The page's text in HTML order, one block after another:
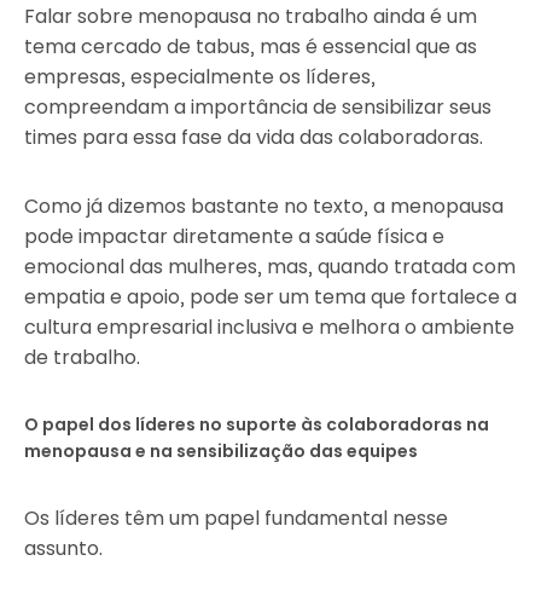
Falar sobre menopausa no trabalho ainda é um
tema cercado de tabus, mas é essencial que as
empresas, especialmente os líderes,
compreendam a importância de sensibilizar seus
times para essa fase da vida das colaboradoras.
Como já dizemos bastante no texto, a menopausa
pode impactar diretamente a saúde física e
emocional das mulheres, mas, quando tratada com
empatia e apoio, pode ser um tema que fortalece a
cultura empresarial inclusiva e melhora o ambiente
de trabalho.
O papel dos líderes no suporte às colaboradoras na
menopausa e na sensibilização das equipes
Os líderes têm um papel fundamental nesse
assunto.